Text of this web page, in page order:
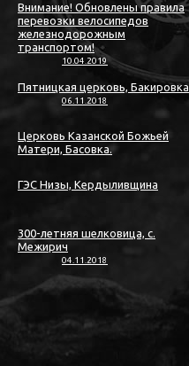
Внимание! Обновлены правила
перевозки велосипедов
железнодорожным
транспортом!
10.04.2019
Пятницкая церковь, Бакировка
06.11.2018
Церковь Казанской Божьей
Матери, Басовка.
ГЭС Низы, Кердыливщина
300-летняя шелковица, с.
Межирич
04.11.2018